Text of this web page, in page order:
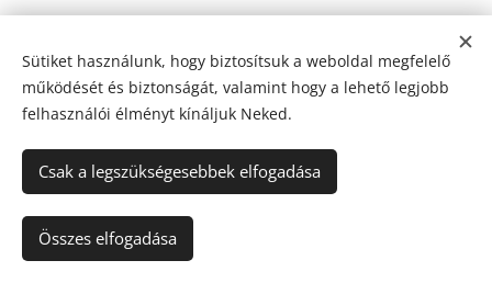
Az oldalt a működteti
Magyar
Sütiket használunk, hogy biztosítsuk a weboldal megfelelő
működését és biztonságát, valamint hogy a lehető legjobb
felhasználói élményt kínáljuk Neked.
Csak a legszükségesebbek elfogadása
Összes elfogadása